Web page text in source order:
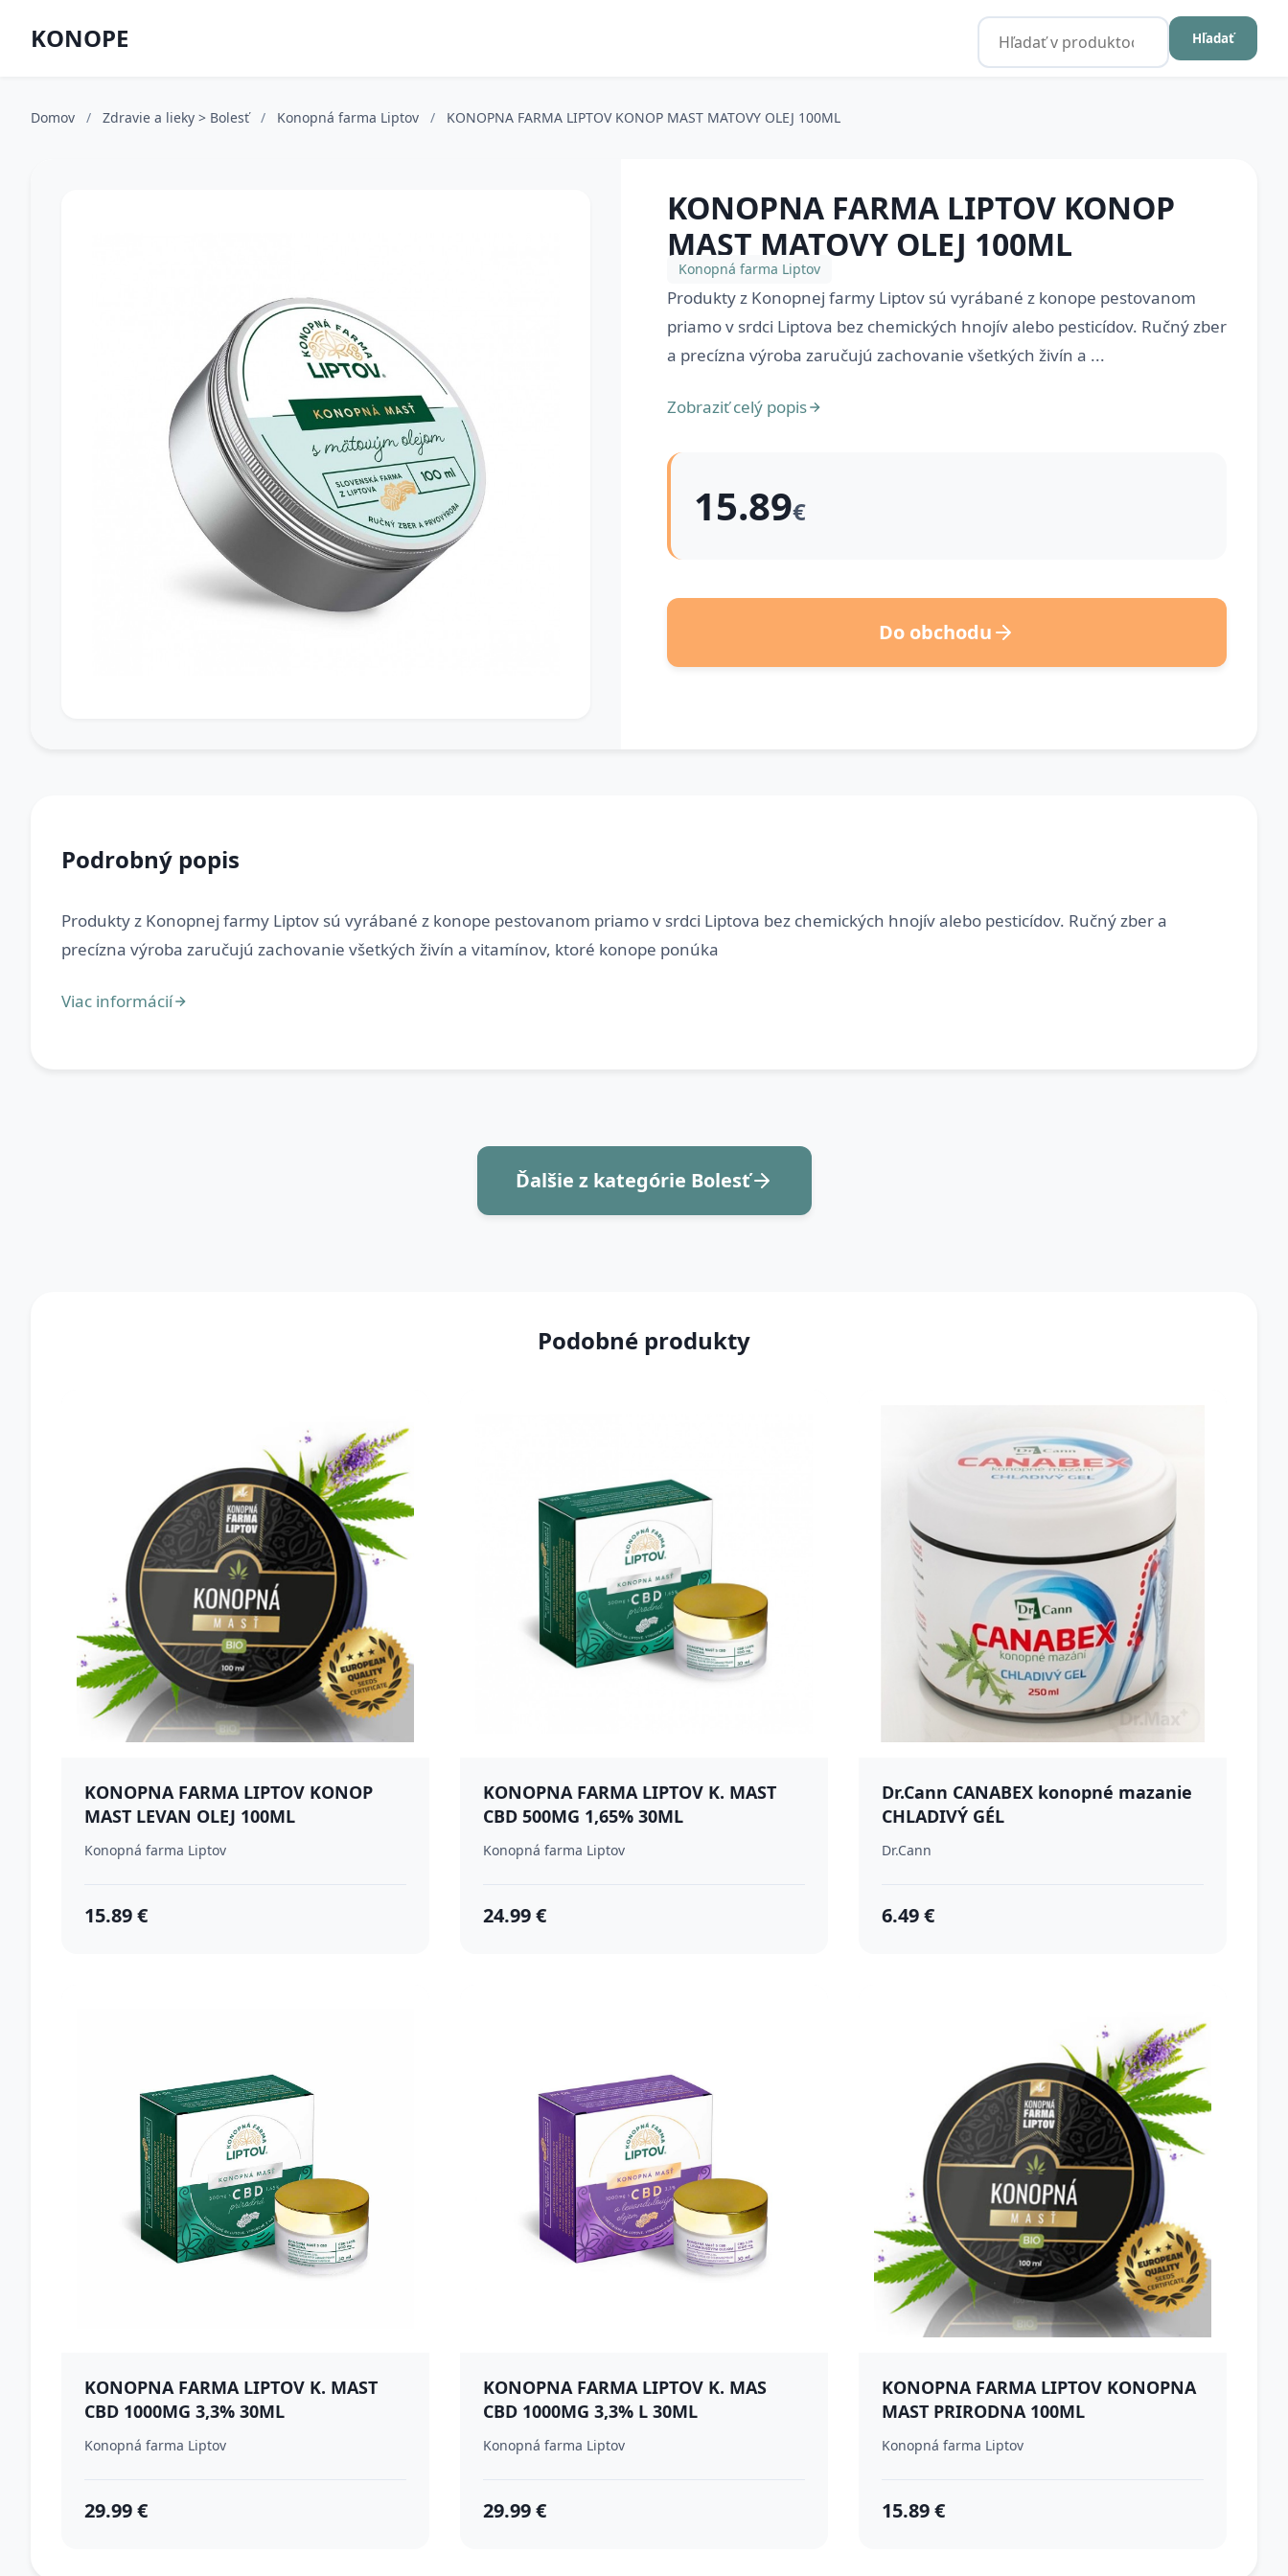
KONOPE Hľadať
Domov / Zdravie a lieky > Bolesť / Konopná farma Liptov / KONOPNA FARMA LIPTOV KONOP MAST MATOVY OLEJ 100ML
KONOPNA FARMA LIPTOV KONOP
MAST MATOVY OLEJ 100ML
Konopná farma Liptov
Produkty z Konopnej farmy Liptov sú vyrábané z konope pestovanom
priamo v srdci Liptova bez chemických hnojív alebo pesticídov. Ručný zber
a precízna výroba zaručujú zachovanie všetkých živín a ...
Zobraziť celý popis
15.89€
Do obchodu
Podrobný popis
Produkty z Konopnej farmy Liptov sú vyrábané z konope pestovanom priamo v srdci Liptova bez chemických hnojív alebo pesticídov. Ručný zber a
Ďalšie z kategórie Bolesť
Podobné produkty
KONOPNA FARMA LIPTOV KONOP
MAST LEVAN OLEJ 100ML
Konopná farma Liptov
15.89 €
KONOPNA FARMA LIPTOV K. MAST
CBD 500MG 1,65% 30ML
Konopná farma Liptov
24.99 €
Dr.Cann CANABEX konopné mazanie
CHLADIVÝ GÉL
Dr.Cann
6.49 €
KONOPNA FARMA LIPTOV K. MAST
CBD 1000MG 3,3% 30ML
Konopná farma Liptov
29.99 €
KONOPNA FARMA LIPTOV K. MAS
CBD 1000MG 3,3% L 30ML
Konopná farma Liptov
29.99 €
KONOPNA FARMA LIPTOV KONOPNA
MAST PRIRODNA 100ML
Konopná farma Liptov
15.89 €